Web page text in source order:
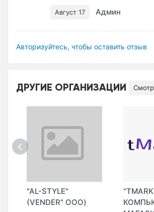
Август 17 Админ
Авторизуйтесь, чтобы оставить отзыв
ДРУГИЕ ОРГАНИЗАЦИИ
"AL-STYLE"
(VENDER" ООО)